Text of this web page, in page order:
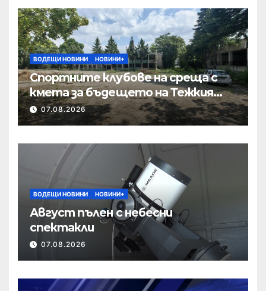
ВОДЕЩИ НОВИНИ НОВИНИ+
Спортните клубове на среща с
кмета за бъдещето на Тежкия
полк
07.08.2026
ВОДЕЩИ НОВИНИ НОВИНИ+
Август пълен с небесни
спектакли
07.08.2026